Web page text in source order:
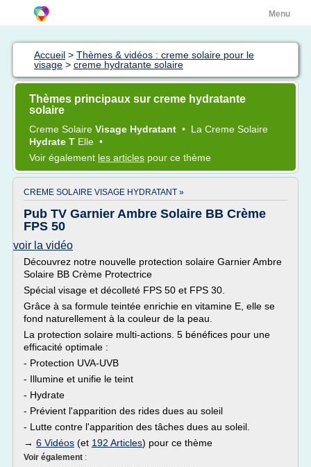
Menu
Accueil > Thèmes & vidéos : creme solaire pour le
visage > creme hydratante solaire
Thèmes principaux sur creme hydratante
solaire
Creme Solaire Visage Hydratant • La Creme Solaire
Hydrate T Elle •
Voir également les articles pour ce thème
CREME SOLAIRE VISAGE HYDRATANT »
Pub TV Garnier Ambre Solaire BB Crème
FPS 50
voir la vidéo
Découvrez notre nouvelle protection solaire Garnier Ambre
Solaire BB Crème Protectrice
Spécial visage et décolleté FPS 50 et FPS 30.
Grâce à sa formule teintée enrichie en vitamine E, elle se
fond naturellement à la couleur de la peau.
La protection solaire multi-actions. 5 bénéfices pour une
efficacité optimale :
- Protection UVA-UVB
- Illumine et unifie le teint
- Hydrate
- Prévient l'apparition des rides dues au soleil
- Lutte contre l'apparition des tâches dues au soleil.
→ 6 Vidéos (et 192 Articles) pour ce thème
Voir également :